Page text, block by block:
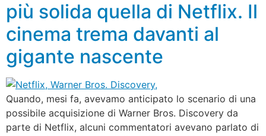
più solida quella di Netflix. Il
cinema trema davanti al
gigante nascente
Quando, mesi fa, avevamo anticipato lo scenario di una
possibile acquisizione di Warner Bros. Discovery da
parte di Netflix, alcuni commentatori avevano parlato di